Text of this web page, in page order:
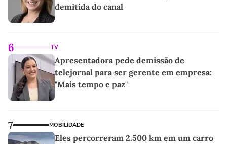
demitida do canal
6 TV
Apresentadora pede demissão de
telejornal para ser gerente em empresa:
"Mais tempo e paz"
7 MOBILIDADE
Eles percorreram 2.500 km em um carro